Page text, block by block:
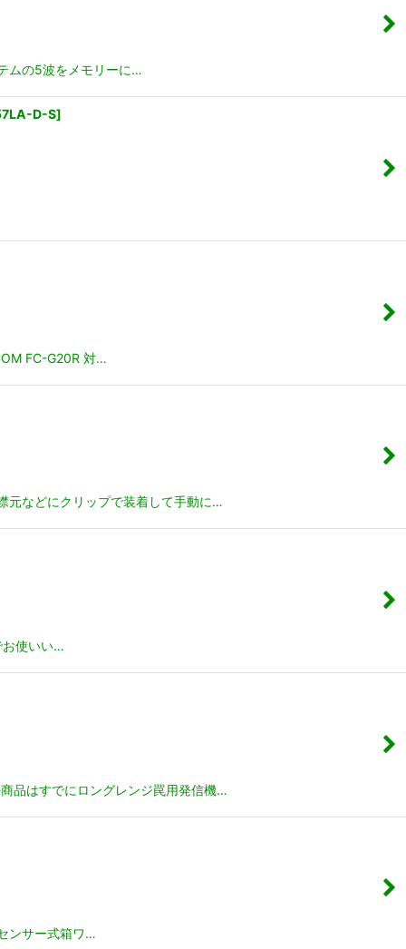
ムの5波をメモリーに…
D-S]
FC-G20R 対…
元などにクリップで装着して手動に…
お使いい…
品はすでにロングレンジ罠用発信機…
ンサー式箱ワ…